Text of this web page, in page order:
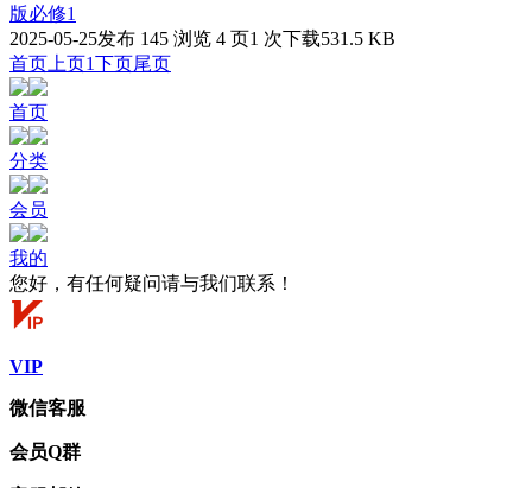
版必修1
2025-05-25发布 145 浏览 4 页1 次下载531.5 KB
首页 上页1下页尾页
首页
分类
会员
我的
您好，有任何疑问请与我们联系！
VIP
微信客服
会员Q群